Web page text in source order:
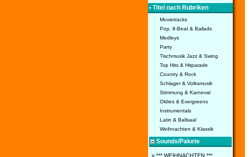
• Titel nach Rubriken
Movietracks
Pop, 8-Beat & Ballads
Medleys
Party
Tischmusik Jazz & Swing
Top Hits & Hitparade
Country & Rock
Schlager & Volksmusik
Stimmung & Karneval
Oldies & Evergreens
Instrumentals
Latin & Ballsaal
Weihnachten & Klassik
Sounds/Pakete
» *** WEIHNACHTEN ***